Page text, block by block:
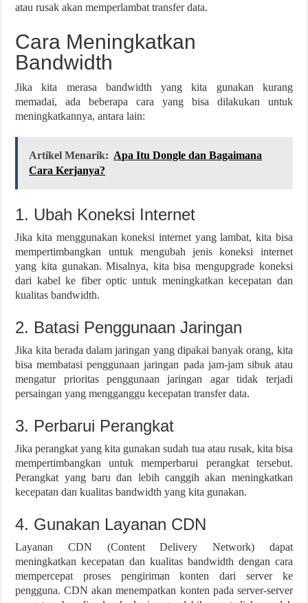
atau rusak akan memperlambat transfer data.
Cara Meningkatkan
Bandwidth
Jika kita merasa bandwidth yang kita gunakan kurang
memadai, ada beberapa cara yang bisa dilakukan untuk
meningkatkannya, antara lain:
Artikel Menarik: Apa Itu Dongle dan Bagaimana
Cara Kerjanya?
1. Ubah Koneksi Internet
Jika kita menggunakan koneksi internet yang lambat, kita bisa
mempertimbangkan untuk mengubah jenis koneksi internet
yang kita gunakan. Misalnya, kita bisa mengupgrade koneksi
dari kabel ke fiber optic untuk meningkatkan kecepatan dan
kualitas bandwidth.
2. Batasi Penggunaan Jaringan
Jika kita berada dalam jaringan yang dipakai banyak orang, kita
bisa membatasi penggunaan jaringan pada jam-jam sibuk atau
mengatur prioritas penggunaan jaringan agar tidak terjadi
persaingan yang mengganggu kecepatan transfer data.
3. Perbarui Perangkat
Jika perangkat yang kita gunakan sudah tua atau rusak, kita bisa
mempertimbangkan untuk memperbarui perangkat tersebut.
Perangkat yang baru dan lebih canggih akan meningkatkan
kecepatan dan kualitas bandwidth yang kita gunakan.
4. Gunakan Layanan CDN
Layanan CDN (Content Delivery Network) dapat
meningkatkan kecepatan dan kualitas bandwidth dengan cara
mempercepat proses pengiriman konten dari server ke
pengguna. CDN akan menempatkan konten pada server-server